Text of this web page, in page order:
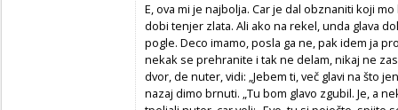
E, ova mi je najbolja. Car je dal obznaniti koji
dobi tenjer zlata. Ali ako na rekel, unda glava
pogle. Deco imamo, posla ga ne, pak idem ja
nekak se prehranite i tak ne delam, nikaj ne
dvor, de nuter, vidi: „Jebem ti, več glavi na što
nazaj dimo brnuti. „Tu bom glavo zgubil. Je, a